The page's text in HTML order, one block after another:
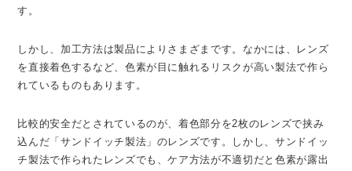
す。
しかし、加工方法は製品によりさまざまです。なかには、レンズ
を直接着色するなど、色素が目に触れるリスクが高い製法で作ら
れているものもあります。
比較的安全だとされているのが、着色部分を2枚のレンズで挟み
込んだ「サンドイッチ製法」のレンズです。しかし、サンドイッ
チ製法で作られたレンズでも、ケア方法が不適切だと色素が露出